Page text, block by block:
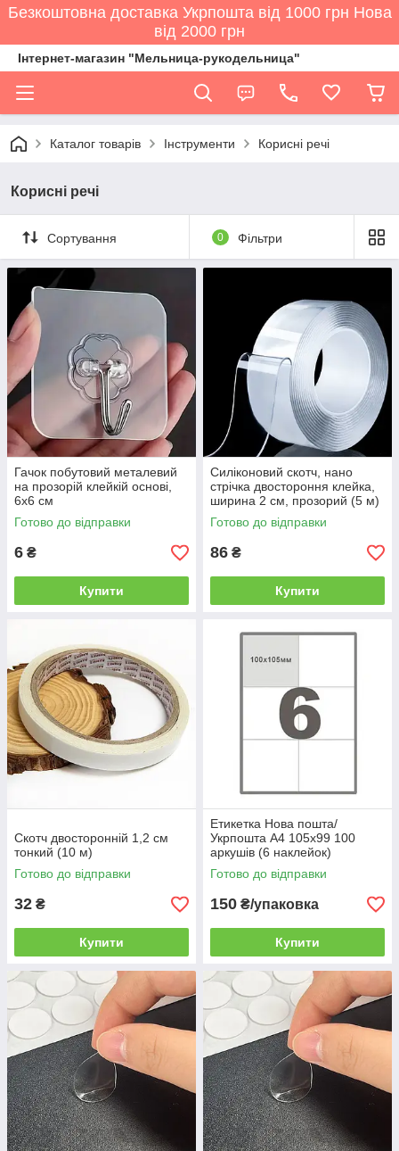
Безкоштовна доставка Укрпошта від 1000 грн Нова
від 2000 грн
Інтернет-магазин "Мельница-рукодельница"
Каталог товарів Інструменти Корисні речі
Корисні речі
Сортування 0 Фільтри
Гачок побутовий металевий
на прозорій клейкій основі,
6х6 см
Готово до відправки
6 ₴
Купити
Силіконовий скотч, нано
стрічка двостороння клейка,
ширина 2 см, прозорий (5 м)
Готово до відправки
86 ₴
Купити
Скотч двосторонній 1,2 см
тонкий (10 м)
Готово до відправки
32 ₴
Купити
Етикетка Нова пошта/
Укрпошта A4 105х99 100
аркушів (6 наклейок)
Упаковка 100 шт
Готово до відправки
150 ₴/упаковка
Купити